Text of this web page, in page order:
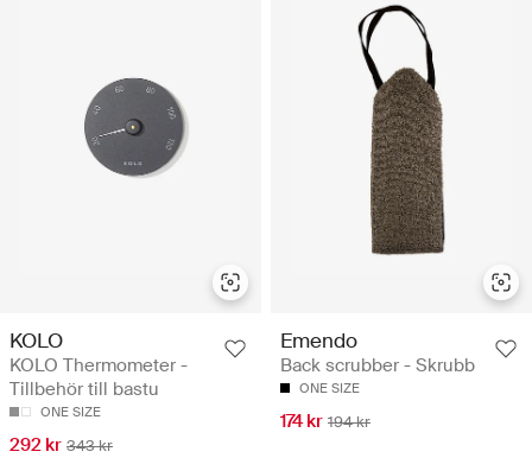
KOLO
KOLO Thermometer -
Tillbehör till bastu
ONE SIZE
292 kr 343 kr
Emendo
Back scrubber - Skrubb
ONE SIZE
174 kr 194 kr